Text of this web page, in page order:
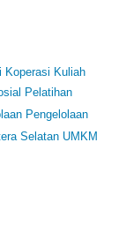
Koperasi Kuliah
Pelatihan
Pengelolaan
Selatan UMKM